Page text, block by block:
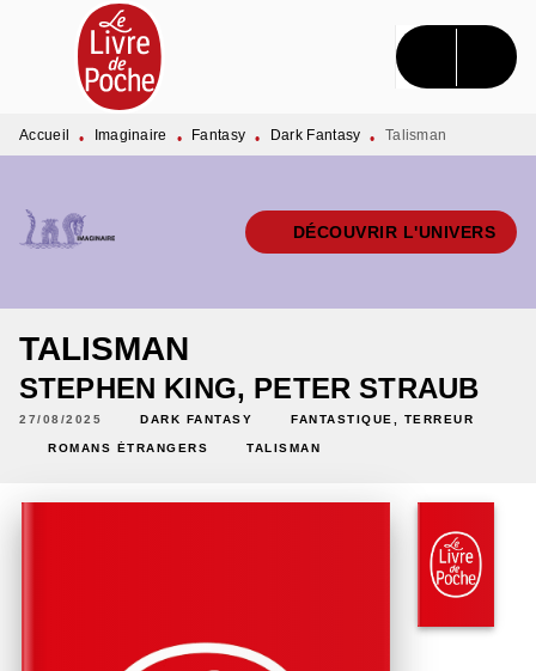
MENU RECHERCHE CONTENU
PIED DE PAGE
Accueil • Imaginaire • Fantasy • Dark Fantasy • Talisman
DÉCOUVRIR L'UNIVERS
TALISMAN
STEPHEN KING, PETER STRAUB
27/08/2025 DARK FANTASY FANTASTIQUE, TERREUR
ROMANS ÉTRANGERS TALISMAN